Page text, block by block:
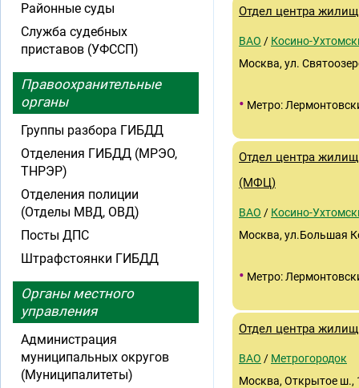
Отдел центра
ВАО / Косино-
Москва, ул.
• Метро:
Отдел центра
(МФЦ)
ВАО / Косино-
Москва, ул.Большая
• Метро:
Отдел центра
ВАО / Метрогородок
Москва, Открытое ш.,
Районные суды
Служба судебных
приставов (УФССП)
Правоохранительные
органы
Группы разбора ГИБДД
Отделения ГИБДД (МРЭО,
ТНРЭР)
Отделения полиции
(Отделы МВД, ОВД)
Посты ДПС
Штрафстоянки ГИБДД
Органы местного
управления
Администрация
муниципальных округов
(Муниципалитеты)